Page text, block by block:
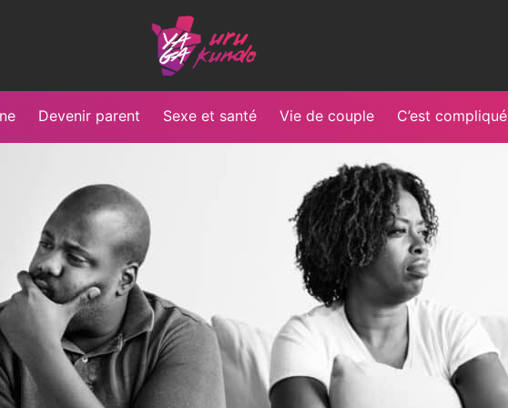
Burundi
Devenir parent Sexe et santé Vie de couple C’est compliqué